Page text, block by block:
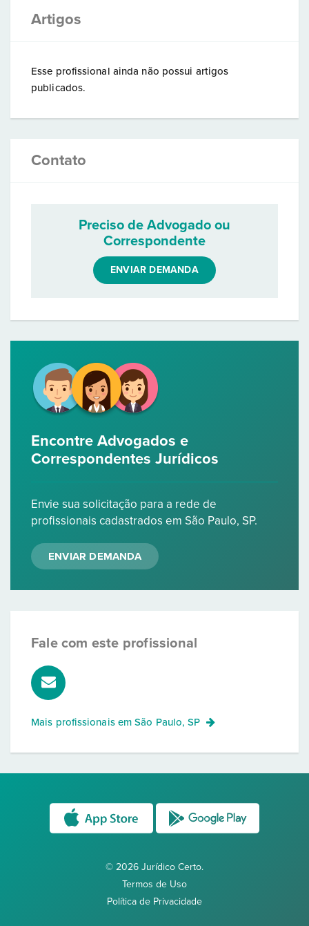
Artigos
Esse profissional ainda não possui artigos
publicados.
Contato
Preciso de Advogado ou
Correspondente
ENVIAR DEMANDA
Encontre Advogados e
Correspondentes Jurídicos
Envie sua solicitação para a rede de
profissionais cadastrados em São Paulo, SP.
ENVIAR DEMANDA
Fale com este profissional
Mais profissionais emSão Paulo, SP
© 2026 Jurídico Certo.
Termos de Uso
Política de Privacidade